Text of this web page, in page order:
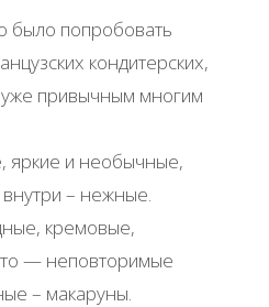
было попробовать
кондитерских,
уже привычным многим
яркие и необычные,
– нежные.
кремовые,
— неповторимые
– макаруны.